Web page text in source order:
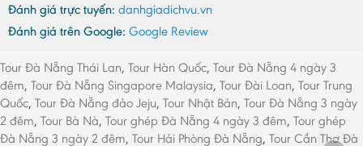
Đánh giá trực tuyến: danhgiadichvu.vn
Đánh giá trên Google: Google Review
Tour Đà Nẵng Thái Lan, Tour Hàn Quốc, Tour Đà Nẵng 4 ngày 3
đêm, Tour Đà Nẵng Singapore Malaysia, Tour Đài Loan, Tour Trung
Quốc, Tour Đà Nẵng đảo Jeju, Tour Nhật Bản, Tour Đà Nẵng 3 ngày
2 đêm, Tour Bà Nà, Tour ghép Đà Nẵng 4 ngày 3 đêm, Tour ghép
Đà Nẵng 3 ngày 2 đêm, Tour Hải Phòng Đà Nẵng, Tour Cần Thơ Đà